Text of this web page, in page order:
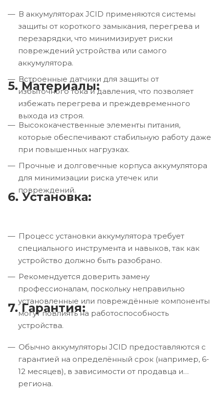
В аккумуляторах JCID применяются системы
защиты от короткого замыкания, перегрева и
перезарядки, что минимизирует риски
повреждений устройства или самого
аккумулятора.
Встроенные датчики для защиты от
избыточного тока и давления, что позволяет
избежать перегрева и преждевременного
выхода из строя.
5. Материалы:
Высококачественные элементы питания,
которые обеспечивают стабильную работу даже
при повышенных нагрузках.
Прочные и долговечные корпуса аккумулятора
для минимизации риска утечек или
повреждений.
6. Установка:
Процесс установки аккумулятора требует
специального инструмента и навыков, так как
устройство должно быть разобрано.
Рекомендуется доверить замену
профессионалам, поскольку неправильно
установленные или повреждённые компоненты
могут повлиять на работоспособность
устройства.
7. Гарантия:
Обычно аккумуляторы JCID предоставляются с
гарантией на определённый срок (например, 6-
12 месяцев), в зависимости от продавца и
региона.